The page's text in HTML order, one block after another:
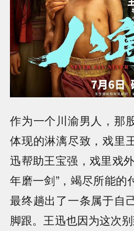
作为一个川渝男人，那
体现的淋漓尽致，戏里
迅帮助王宝强，戏里戏
年磨一剑”，竭尽所能的
最终趟出了一条属于自
脚跟。王迅也因为这次